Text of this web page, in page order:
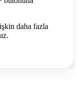
daha fazla